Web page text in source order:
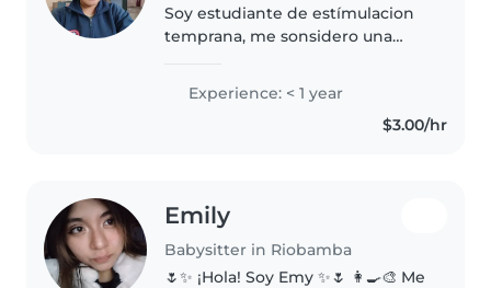
Soy estudiante de estímulacion
temprana, me sonsidero una
amigable y optimista con los
niños y el trabajo. Me gusta llevar
una convivencia respetuosa..
Experience: < 1 year
$3.00/hr
Emily
Babysitter in Riobamba
🌷✨ ¡Hola! Soy Emy ✨🌷 👩🍳🎨 Me